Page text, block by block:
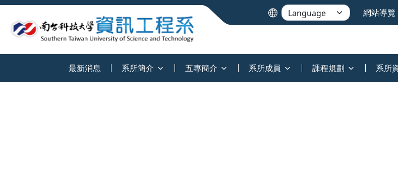
網站導覽
最新消息 系所簡介 五專簡介 系所成員 課程規劃 系所